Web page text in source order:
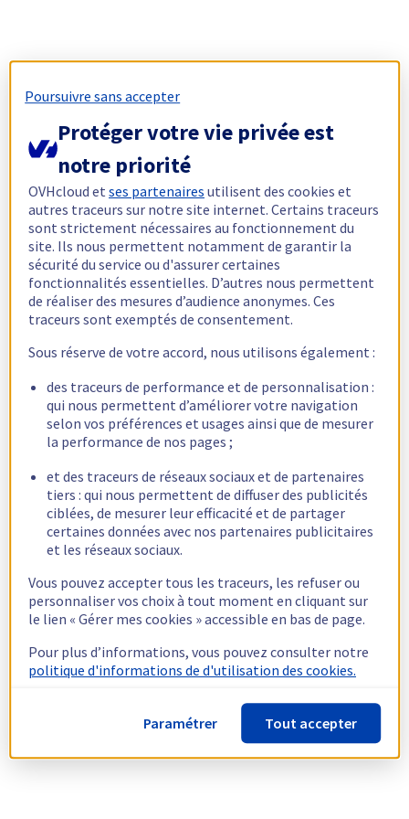
Poursuivre sans accepter
Protéger votre vie privée est
notre priorité
OVHcloud etses partenaires utilisent des cookies et
autres traceurs sur notre site internet. Certains traceurs
sont strictement nécessaires au fonctionnement du
site. Ils nous permettent notamment de garantir la
sécurité du service ou d'assurer certaines
fonctionnalités essentielles. D’autres nous permettent
de réaliser des mesures d’audience anonymes. Ces
traceurs sont exemptés de consentement.
Sous réserve de votre accord, nous utilisons également :
des traceurs de performance et de personnalisation :
qui nous permettent d’améliorer votre navigation
selon vos préférences et usages ainsi que de mesurer
la performance de nos pages ;
et des traceurs de réseaux sociaux et de partenaires
tiers : qui nous permettent de diffuser des publicités
ciblées, de mesurer leur efficacité et de partager
certaines données avec nos partenaires publicitaires
et les réseaux sociaux.
Vous pouvez accepter tous les traceurs, les refuser ou
personnaliser vos choix à tout moment en cliquant sur
le lien « Gérer mes cookies » accessible en bas de page.
Pour plus d’informations, vous pouvez consulter notre
politique d'informations de d'utilisation des cookies.
Paramétrer Tout accepter